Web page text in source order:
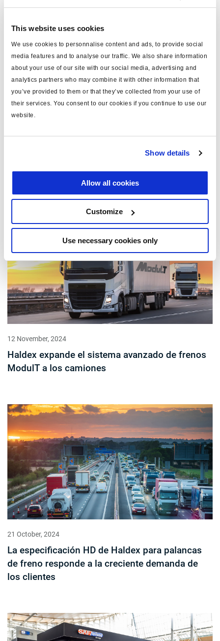
This website uses cookies
We use cookies to personnalise content and ads, to provide social
media features and to analyse our traffic. We also share information
about your use of our site with our social media, advertising and
analytics partners who may combine it with other information that
you’ve provided to them or that they’ve collected from your use of
their services. You consent to our cookies if you continue to use our
website.
Show details
Allow all cookies
Customize
Use necessary cookies only
Más seguridad en la carretera
12 November, 2024
Haldex expande el sistema avanzado de frenos
ModulT a los camiones
21 October, 2024
La especificación HD de Haldex para palancas
de freno responde a la creciente demanda de
los clientes